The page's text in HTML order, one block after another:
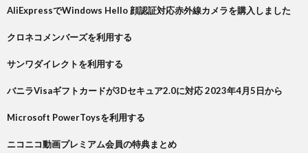
AliExpressでWindows Hello 顔認証対応赤外線カメラを購入しました
クロネコメンバーズを利用する
サンワダイレクトを利用する
バニラVisaギフトカードが3Dセキュア2.0に対応 2023年4月5日から
Microsoft PowerToysを利用する
ニコニコ動画プレミアム会員の特典まとめ